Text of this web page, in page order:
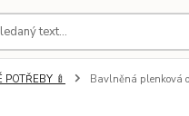
POTŘEBY 🍼
Bavlněná plenková